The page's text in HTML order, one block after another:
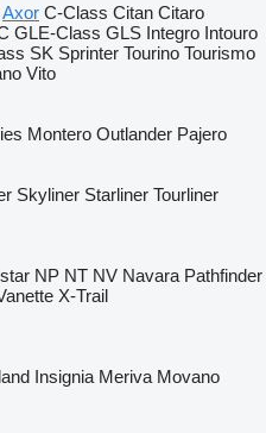
Axor C-Class Citan Citaro
GLE-Class GLS Integro Intouro
SK Sprinter Tourino Tourismo
Vito
Montero Outlander Pajero
Skyliner Starliner Tourliner
NP NT NV Navara Pathfinder
X-Trail
Insignia Meriva Movano